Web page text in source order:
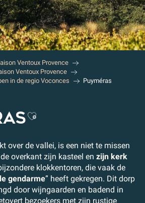
Ventoux Provence
Ventoux Provence
in de regio Voconces
Puyméras
Ajouter aux
over de vallei, is een niet te missen
overkant zijn kasteel en zijn kerk
klokkentoren, die vaak de
gendarme” heeft gekregen. Dit dorp
door wijngaarden en badend in
bezoekers met zijn rustige